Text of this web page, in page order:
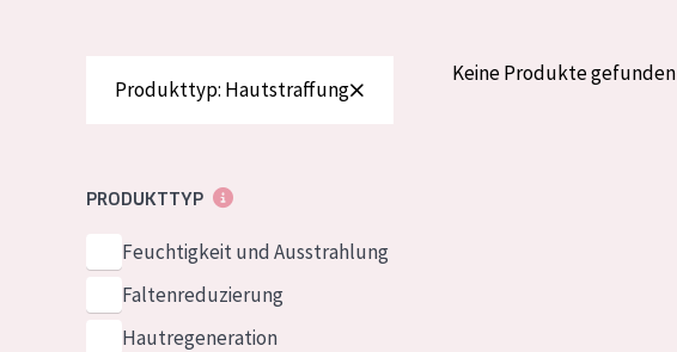
Spanish
Greek
Produkttyp: Hautstraffung
PRODUKTTYP
Feuchtigkeit und Ausstrahlung
Faltenreduzierung
Hautregeneration
Keine Produkte gefunden